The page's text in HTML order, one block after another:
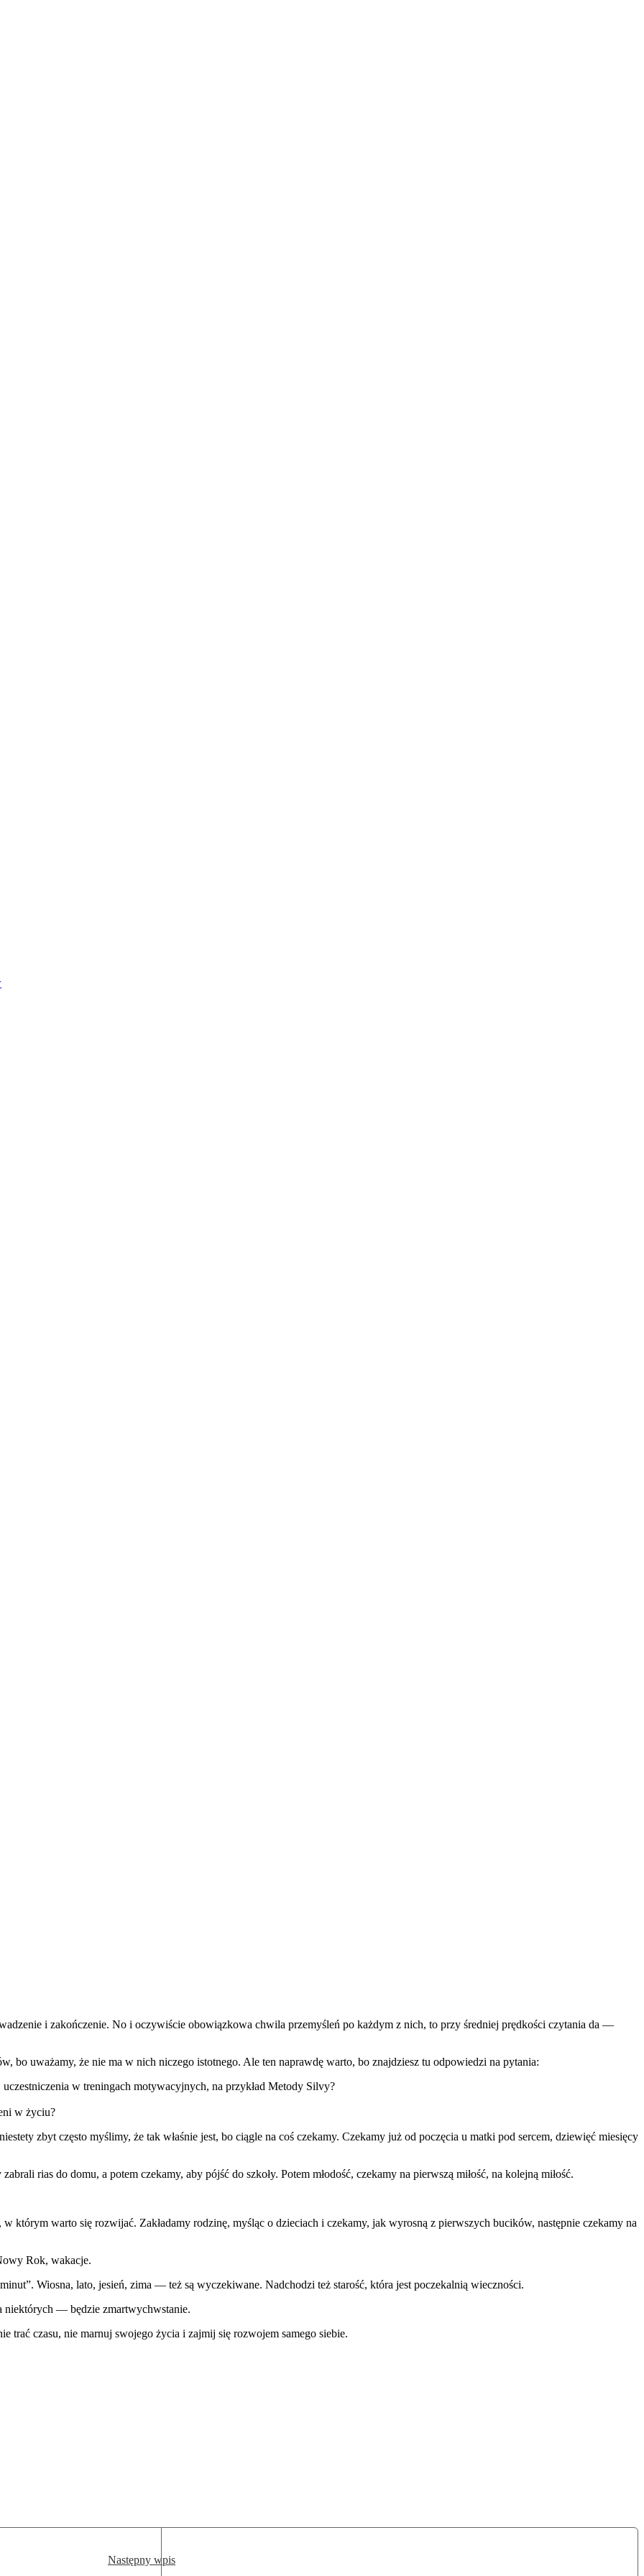
i zakończenie. No i oczywiście obowiązkowa chwila przemyśleń po każdym z nich, to przy średniej prędkości czytania da —
bo uważamy, że nie ma w nich niczego istotnego. Ale ten naprawdę warto, bo znajdziesz tu odpowiedzi na pytania:
w treningach motywacyjnych, na przykład Metody Silvy?
w życiu?
zbyt często myślimy, że tak właśnie jest, bo ciągle na coś czekamy. Czekamy już od poczęcia u matki pod sercem, dziewięć miesięcy
rias do domu, a potem czekamy, aby pójść do szkoły. Potem młodość, czekamy na pierwszą miłość, na kolejną miłość.
którym warto się rozwijać. Zakładamy rodzinę, myśląc o dzieciach i czekamy, jak wyrosną z pierwszych bucików, następnie czekamy na
Rok, wakacje.
Wiosna, lato, jesień, zima — też są wyczekiwane. Nadchodzi też starość, która jest poczekalnią wieczności.
niektórych — będzie zmartwychwstanie.
trać czasu, nie marnuj swojego życia i zajmij się rozwojem samego siebie.
Następny wpis